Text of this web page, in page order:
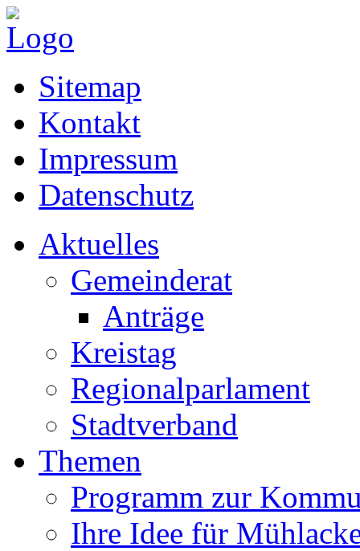
Sitemap
Kontakt
Impressum
Datenschutz
Aktuelles
Gemeinderat
Anträge
Kreistag
Regionalparlament
Stadtverband
Themen
Programm zur
Ihre Idee für